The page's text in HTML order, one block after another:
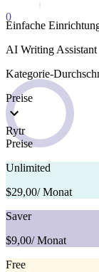
0
Einfache
AI Writing Assistant
Kategorie-
Preise
Rytr
Preise
Unlimited
$29,00/ Monat
Saver
$9,00/ Monat
Free